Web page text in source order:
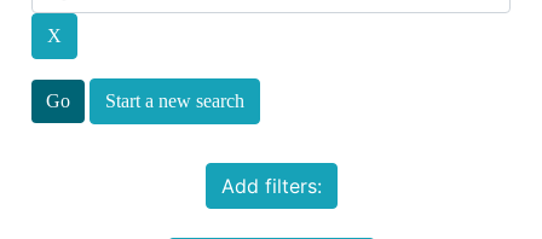
Start a new search
Add filters: